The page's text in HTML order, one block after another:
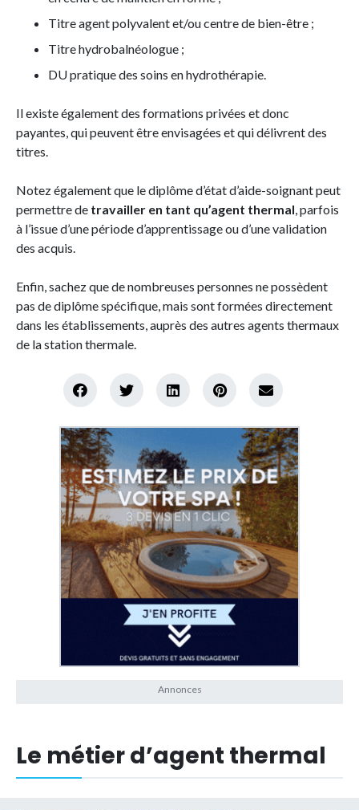
Titre agent polyvalent et/ou centre de bien-être ;
Titre hydrobalnéologue ;
DU pratique des soins en hydrothérapie.
Il existe également des formations privées et donc
payantes, qui peuvent être envisagées et qui délivrent des
titres.
Notez également que le diplôme d’état d’aide-soignant peut
permettre de travailler en tant qu’agent thermal, parfois
à l’issue d’une période d’apprentissage ou d’une validation
des acquis.
Enfin, sachez que de nombreuses personnes ne possèdent
pas de diplôme spécifique, mais sont formées directement
dans les établissements, auprès des autres agents thermaux
de la station thermale.
Le métier d’agent thermal